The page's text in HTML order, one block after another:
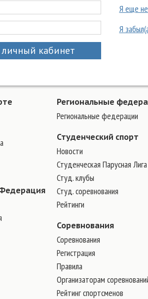
кабинет
Я еще не
Я
Региональные
Региональные федерации
Студенческий спорт
Новости
Студенческая Парусная Лига
Студ. клубы
Студ. соревнования
Рейтинги
Соревнования
Соревнования
Регистрация
Правила
Организаторам
Рейтинг спортсменов